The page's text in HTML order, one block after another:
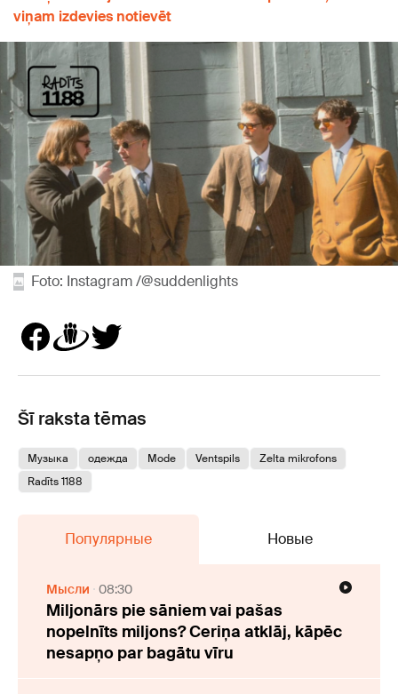
viņam izdevies notievēt
Foto: Instagram /@suddenlights
Šī raksta tēmas
Музыка одежда Mode Ventspils
Zelta mikrofons
Radīts 1188
Популярные Новые
Мысли 08:30
Miljonārs pie sāniem vai pašas
nopelnīts miljons? Ceriņa atklāj, kāpēc
nesapņo par bagātu vīru